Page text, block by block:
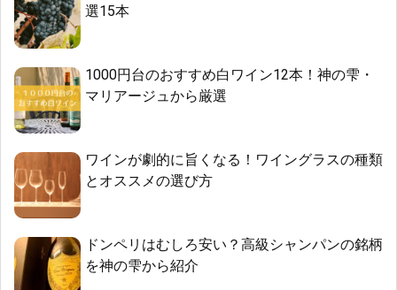
選15本
1000円台のおすすめ白ワイン12本！神の雫・
マリアージュから厳選
ワインが劇的に旨くなる！ワイングラスの種類
とオススメの選び方
ドンペリはむしろ安い？高級シャンパンの銘柄
を神の雫から紹介